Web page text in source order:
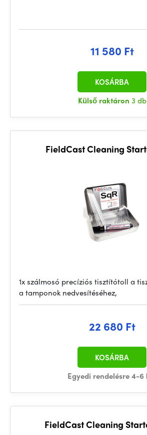
11 580 Ft
Külső raktáron 3 db
KOSÁRBA
FieldCast Cleaning
1x szálmosó precíziós tisztítótoll a
a tamponok nedvesítéséhez,
22 680 Ft
Egyedi rendelésre 4-6
KOSÁRBA
FieldCast Cleaning